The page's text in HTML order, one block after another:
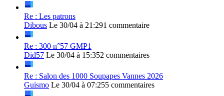
Re : Les patrons
Dibous Le 30/04 à 21:291 commentaire
Re : 300 n°57 GMP1
Did57 Le 30/04 à 15:352 commentaires
Re : Salon des 1000 Soupapes Vannes 2026
Guismo Le 30/04 à 07:255 commentaires